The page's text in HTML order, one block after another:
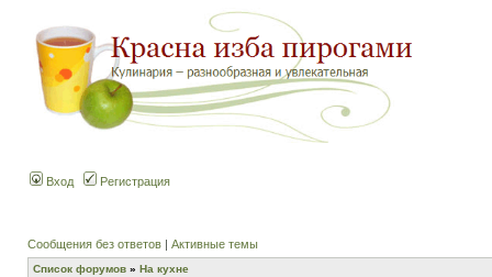
Вход Регистрация
Сообщения без ответов | Активные темы
Список форумов » На кухне